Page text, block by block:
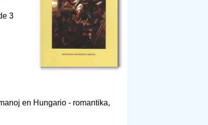
3
en Hungario - romantika,